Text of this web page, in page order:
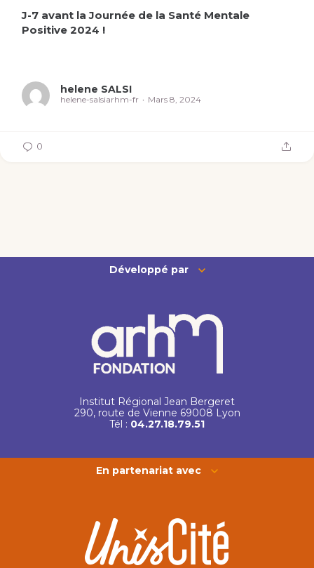
J-7 avant la Journée de la Santé Mentale
Positive 2024 !
helene SALSI
helene-salsiarhm-fr Mars 8, 2024
0
Développé par
Institut Régional Jean Bergeret
290, route de Vienne 69008 Lyon
Tél : 04.27.18.79.51
En partenariat avec